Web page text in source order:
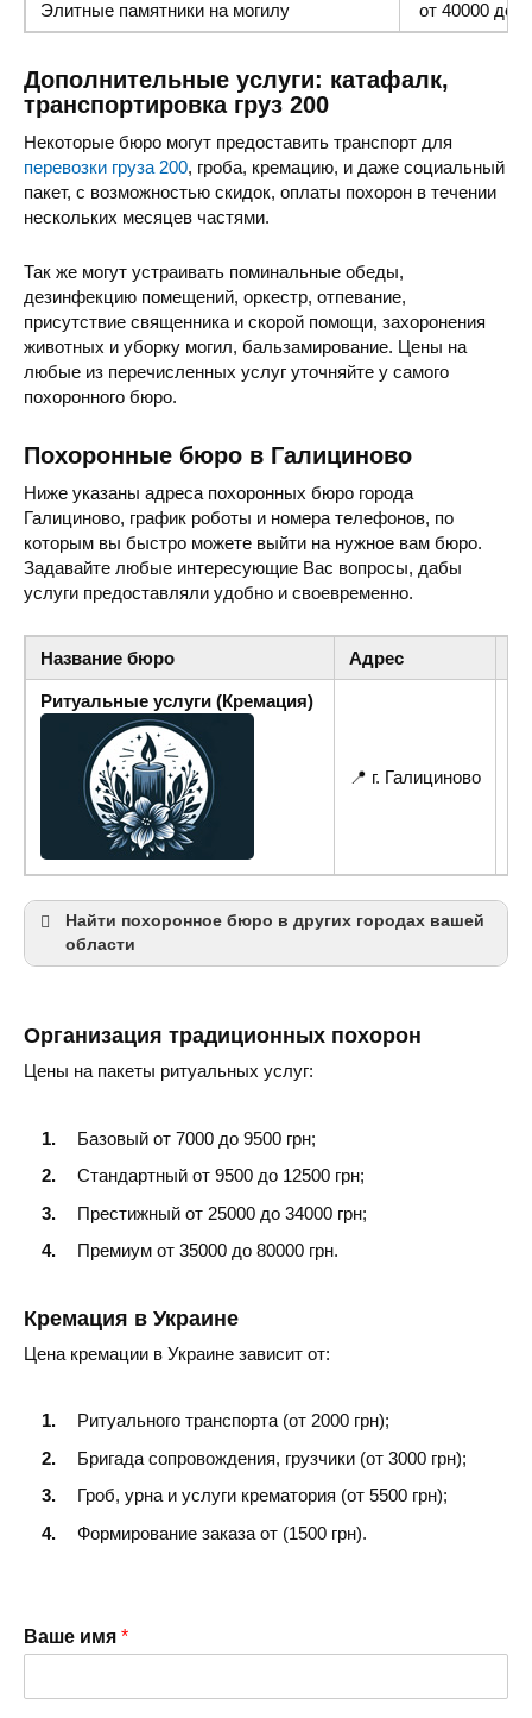
Элитные памятники на могилу от 40000 до
Дополнительные услуги: катафалк,
транспортировка груз 200
Некоторые бюро могут предоставить транспорт для
перевозки груза 200, гроба, кремацию, и даже социальный
пакет, с возможностью скидок, оплаты похорон в течении
нескольких месяцев частями.
Так же могут устраивать поминальные обеды,
дезинфекцию помещений, оркестр, отпевание,
присутствие священника и скорой помощи, захоронения
животных и уборку могил, бальзамирование. Цены на
любые из перечисленных услуг уточняйте у самого
похоронного бюро.
Похоронные бюро в Галициново
Ниже указаны адреса похоронных бюро города
Галициново, график роботы и номера телефонов, по
которым вы быстро можете выйти на нужное вам бюро.
Задавайте любые интересующие Вас вопросы, дабы
услуги предоставляли удобно и своевременно.
Название бюро Адрес
Ритуальные услуги (Кремация)
📍 г. Галициново
Найти похоронное бюро в других городах вашей
области
Первомайск
Южноукраинск
Вознесенск
Организация традиционных похорон
Цены на пакеты ритуальных услуг:
Базовый от 7000 до 9500 грн;
Стандартный от 9500 до 12500 грн;
Престижный от 25000 до 34000 грн;
Премиум от 35000 до 80000 грн.
Кремация в Украине
Цена кремации в Украине зависит от:
Ритуального транспорта (от 2000 грн);
Бригада сопровождения, грузчики (от 3000 грн);
Гроб, урна и услуги крематория (от 5500 грн);
Формирование заказа от (1500 грн).
Ваше имя *